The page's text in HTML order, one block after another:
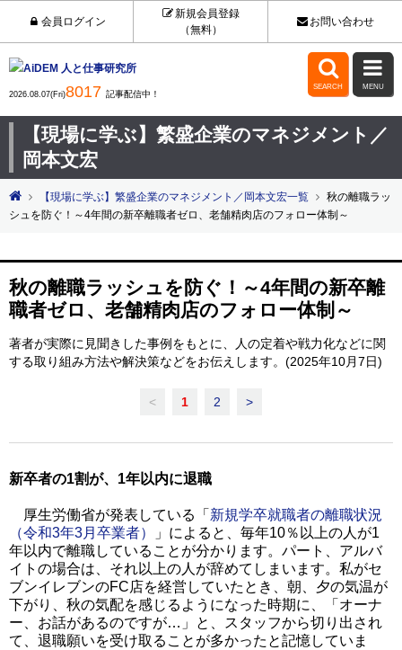
会員ログイン
新規会員登録
（無料）
お問い合わせ
2026.08.07(Fri)8017 記事配信中！

SEARCH

MENU
【現場に学ぶ】繁盛企業のマネジメント／
岡本文宏
【現場に学ぶ】繁盛企業のマネジメント／岡本文宏一覧
秋の離職ラッ
シュを防ぐ！～4年間の新卒離職者ゼロ、老舗精肉店のフォロー体制～
秋の離職ラッシュを防ぐ！～4年間の新卒離
職者ゼロ、老舗精肉店のフォロー体制～
著者が実際に見聞きした事例をもとに、人の定着や戦力化などに関
する取り組み方法や解決策などをお伝えします。(2025年10月7日)
< 1 2 >
新卒者の1割が、1年以内に退職
厚生労働省が発表している「 新規学卒就職者の離職状況
（令和3年3月卒業者）
」によると、毎年10％以上の人が1
年以内で離職していることが分かります。パート、アルバ
イトの場合は、それ以上の人が辞めてしまいます。私がセ
ブンイレブンのFC店を経営していたとき、朝、夕の気温が
下がり、秋の気配を感じるようになった時期に、「オーナ
ー、お話があるのですが…」と、スタッフから切り出され
て、退職願いを受け取ることが多かったと記憶していま